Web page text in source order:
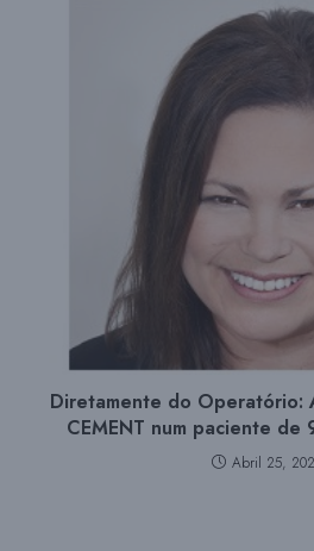
Diretamente do Operatório:
CEMENT num paciente
Abril 25,